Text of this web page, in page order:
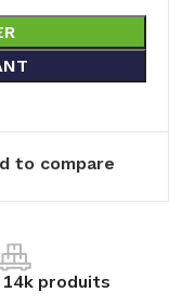
to compare
14k produits